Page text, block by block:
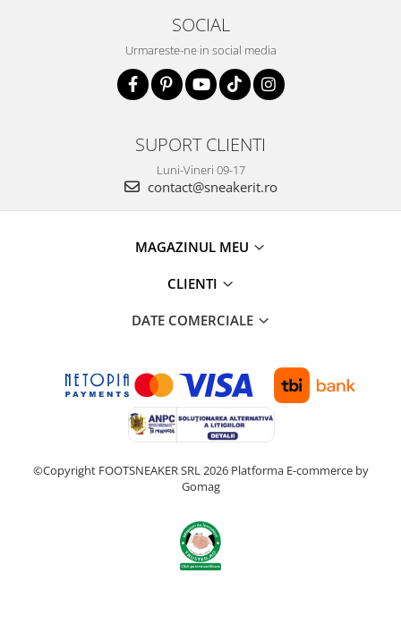
SOCIAL
Urmareste-ne in social media
SUPORT CLIENTI
Luni-Vineri 09-17
contact@sneakerit.ro
MAGAZINUL MEU
CLIENTI
DATE COMERCIALE
©Copyright FOOTSNEAKER SRL 2026 Platforma E-commerce by
Gomag